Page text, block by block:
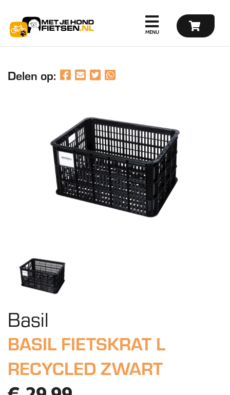
Delen op:
Basil
BASIL FIETSKRAT L
RECYCLED ZWART